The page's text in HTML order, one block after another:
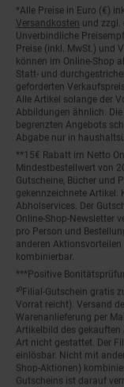
Fußnoten
*Alle Preise in Euro (€)
Versandkosten und zzgl.
Unverbindliche
Preise (inkl. MwSt.) und
können im Online-Shop
Statt- und
geforderten Verkaufspreis.
Alle Artikel solange der
Abbildungen ähnlich.
begrenzten Angebots
Abgabe nur in
**15€ Rabatt im Netto
Mindestbestellwert von
Gutscheine, Bücher und
gekennzeichnete Artikel.
Abholservices. Der
Online-Shop-Newsletter
pro Person und
anderen Aktionsvorteilen
kombinierbar.
***Positive
²⁰Filial-Gutschein gratis
Vorrat reicht). Versand
Warenanlieferung per
Artikelbild des
Art nicht gestattet. Der
einlösbar. Nicht mit
Shop-Aktionen)
Gutscheins ist darauf